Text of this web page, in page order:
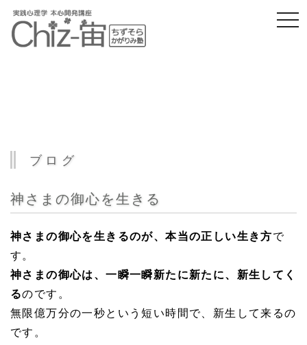
ブログ
神さまの御心を生きる
神さまの御心を生きるのが、本当の正しい生き方で
す。
神さまの御心は、一瞬一瞬新たに新たに、新生してく
るのです。
無限億万分の一秒という短い時間で、新生して来るの
です。